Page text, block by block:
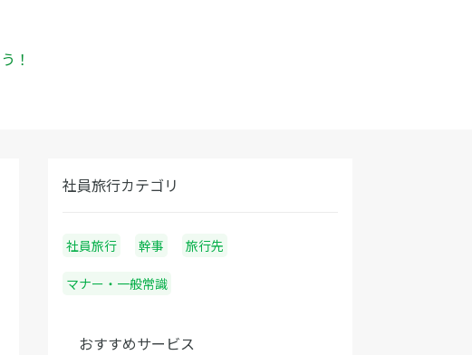
！
社員旅行カテゴリ
社員旅行 幹事 旅行先
マナー・一般常識
おすすめサービス